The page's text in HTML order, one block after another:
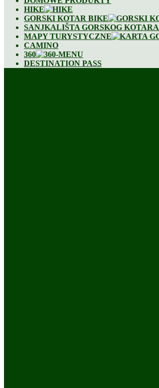
HIKE
GORSKI KOTAR BIKE
SANJKALIŠTA GORSKOG KOTARA
MAPY TURYSTYCZNE
CAMINO
360
DESTINATION PASS